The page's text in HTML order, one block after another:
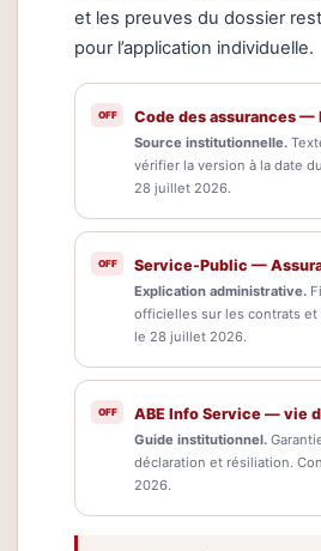
et les preuves du dossier
pour l’application individuelle.
Code des assurances —
Source institutionnelle.
vérifier la version à la date
28 juillet 2026.
Service-Public —
Explication administrative.
officielles sur les contrats et
le 28 juillet 2026.
ABE Info Service — vie
Guide institutionnel.
déclaration et résiliation.
2026.